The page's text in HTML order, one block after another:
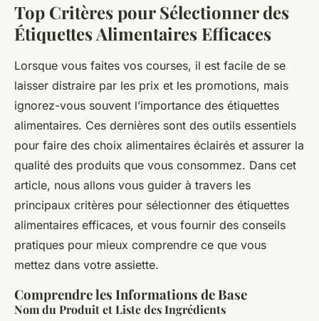
Top Critères pour Sélectionner des
Étiquettes Alimentaires Efficaces
Lorsque vous faites vos courses, il est facile de se
laisser distraire par les prix et les promotions, mais
ignorez-vous souvent l’importance des étiquettes
alimentaires. Ces dernières sont des outils essentiels
pour faire des choix alimentaires éclairés et assurer la
qualité des produits que vous consommez. Dans cet
article, nous allons vous guider à travers les
principaux critères pour sélectionner des étiquettes
alimentaires efficaces, et vous fournir des conseils
pratiques pour mieux comprendre ce que vous
mettez dans votre assiette.
Comprendre les Informations de Base
Nom du Produit et Liste des Ingrédients